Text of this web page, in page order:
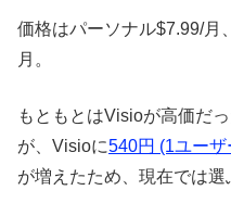
価格はパーソナル$7.99/月
月。
もともとはVisioが高価だ
が、Visioに540円 (1ユー
が増えたため、現在では選